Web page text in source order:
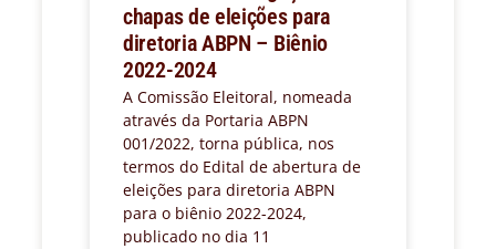
chapas de eleições para
diretoria ABPN – Biênio
2022-2024
A Comissão Eleitoral, nomeada
através da Portaria ABPN
001/2022, torna pública, nos
termos do Edital de abertura de
eleições para diretoria ABPN
para o biênio 2022-2024,
publicado no dia 11